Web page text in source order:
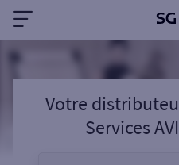
Votre
Services